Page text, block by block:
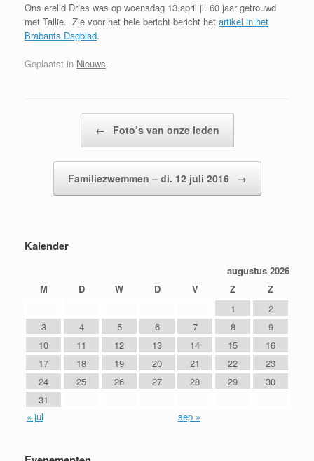
Ons erelid Dries was op woensdag 13 april jl. 60 jaar getrouwd
met Tallie. Zie voor het hele bericht bericht het artikel in het
Brabants Dagblad.
Geplaatst in Nieuws.
← Foto’s van onze leden
Familiezwemmen – di. 12 juli 2016 →
Kalender
augustus 2026
M
D W D V Z
Z
1
2
3
4 5 6 7 8
9
10
11 12 13 14 15
16
17
18 19 20 21 22
23
24
25 26 27 28 29
30
31
« jul
sep »